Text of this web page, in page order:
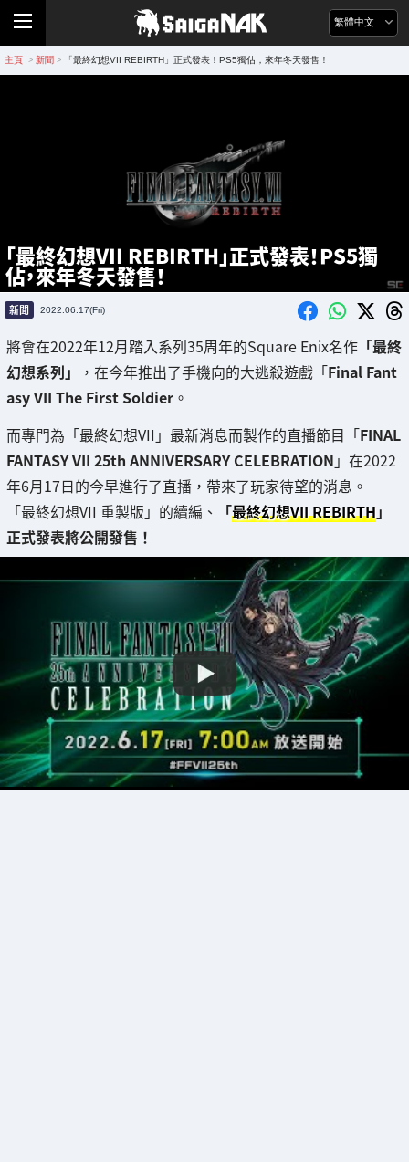
繁體中文
主頁 > 新聞 > 「最終幻想VII REBIRTH」正式發表！PS5獨佔，來年冬天發售！
「最終幻想VII REBIRTH」正式發表！PS5獨
佔，來年冬天發售！
新聞 2022.06.17(Fri)
將會在2022年12月踏入系列35周年的Square Enix名作 「最終
幻想系列」
，在今年推出了手機向的大逃殺遊戲「Final Fant
asy VII The First Soldier 。
而專門為「最終幻想VII」最新消息而製作的直播節目「FINAL
FANTASY VII 25th ANNIVERSARY CELEBRATION 」在2022
年6月17日的今早進行了直播，帶來了玩家待望的消息。
「最終幻想VII 重製版」的續編、
「最終幻想VII REBIRTH」
正式發表將公開發售！